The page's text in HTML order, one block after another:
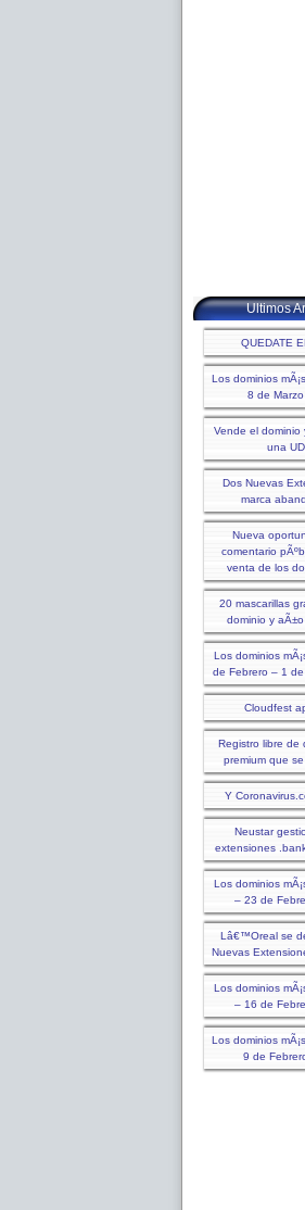
Ultimos
QUEDATE
Los dominios
8 de
Vende el dominio
una
Dos Nuevas
marca
Nueva
comentario
venta de los
20 mascarillas
dominio y
Los dominios
de Febrero – 1
Cloudfest
Registro libre de
premium que
Y
Neustar
extensiones
Los dominios
– 23 de
Lâ€™Oreal se
Nuevas
Los dominios
– 16 de
Los dominios
9 de